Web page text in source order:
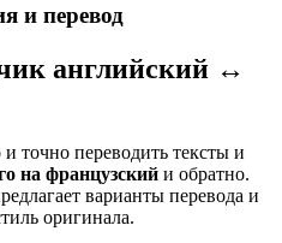
и перевод
английский ↔
точно переводить тексты и
на французский и обратно.
варианты перевода и
оригинала.